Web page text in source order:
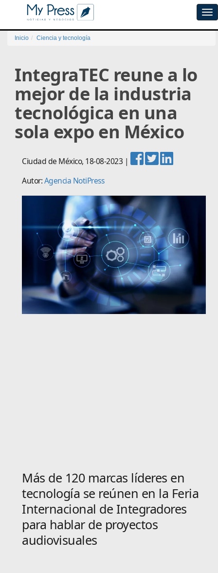
Inicio Ciencia y tecnología
IntegraTEC reune a lo
mejor de la industria
tecnológica en una
sola expo en México
Ciudad de México, 18-08-2023 |
Autor:Agencia NotiPress
Más de 120 marcas líderes en
tecnología se reúnen en la Feria
Internacional de Integradores
para hablar de proyectos
audiovisuales